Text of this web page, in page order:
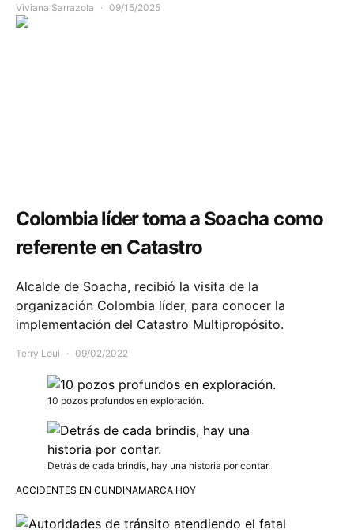
Viviana Sarrazola 09/15/2025
Colombia líder toma a Soacha como
referente en Catastro
Alcalde de Soacha, recibió la visita de la
organización Colombia líder, para conocer la
implementación del Catastro Multipropósito.
Terry Loui 09/02/2022
10 pozos profundos en exploración.
Detrás de cada brindis, hay una historia por contar.
ACCIDENTES EN CUNDINAMARCA HOY